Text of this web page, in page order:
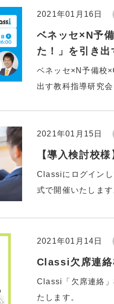
2021年01月16日
ベネッセ×N予
た！」を引き
ベネッセ×N予備校
出す教科指導研究
2021年01月15日
【導入検討校
Classiにログイン
式で開催いたします
2021年01月14日
Classi欠席連絡
Classi「欠席連絡
たします。